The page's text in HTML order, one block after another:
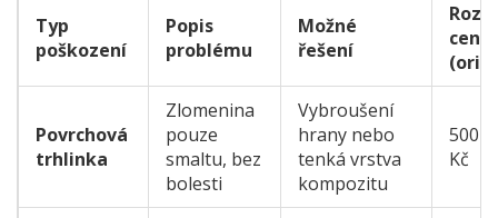
Typ
poškození
Popis
problému
Možné
řešení
ceny
Povrchová
trhlinka
Zlomenina
pouze
smaltu, bez
bolesti
Vybroušení
hrany nebo
tenká vrstva
kompozitu
500 -
Kč